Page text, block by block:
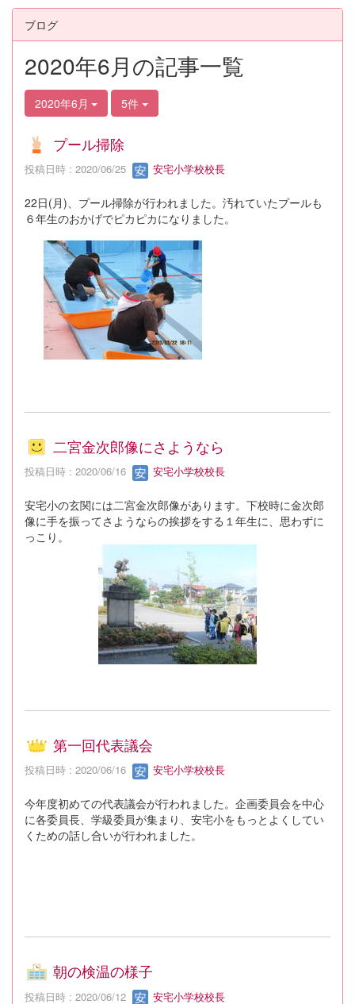
ブログ
2020年6月の記事一覧
2020年6月 5件
プール掃除
投稿日時 : 2020/06/25 安宅小学校校長
22日(月)、プール掃除が行われました。汚れていたプールも
６年生のおかげでピカピカになりました。
二宮金次郎像にさようなら
投稿日時 : 2020/06/16 安宅小学校校長
安宅小の玄関には二宮金次郎像があります。下校時に金次郎
像に手を振ってさようならの挨拶をする１年生に、思わずに
っこり。
第一回代表議会
投稿日時 : 2020/06/16 安宅小学校校長
今年度初めての代表議会が行われました。企画委員会を中心
に各委員長、学級委員が集まり、安宅小をもっとよくしてい
くための話し合いが行われました。
朝の検温の様子
投稿日時 : 2020/06/12 安宅小学校校長